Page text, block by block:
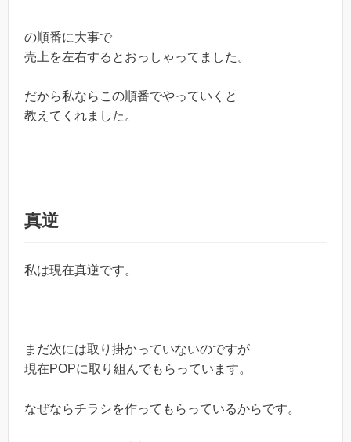
の順番に大事で
売上を左右するとおっしゃってました。
だから私ならこの順番でやっていくと
教えてくれました。
真逆
私は現在真逆です。
まだ次には取り掛かっていないのですが
現在POPに取り組んでもらっています。
なぜならチラシを作ってもらっているからです。